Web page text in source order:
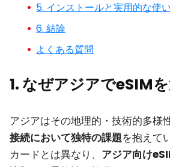
5. インストールと実用的な使
6. 結論
よくある質問
1. なぜアジアでeSIM
アジアはその地理的・技術的多様
接続において独特の課題を抱えて
カードとは異なり、 アジア向け